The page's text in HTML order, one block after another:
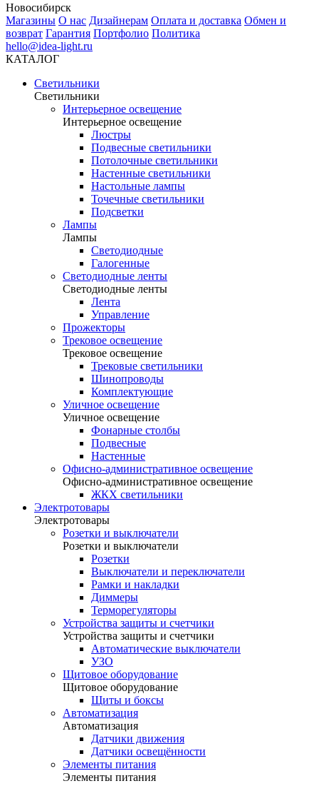
Новосибирск
Магазины О нас Дизайнерам Оплата и доставка Обмен и
возврат Гарантия Портфолио Политика
hello@idea-light.ru
КАТАЛОГ
Светильники
Светильники
Интерьерное освещение
Интерьерное освещение
Люстры
Подвесные светильники
Потолочные светильники
Настенные светильники
Настольные лампы
Точечные светильники
Подсветки
Лампы
Лампы
Светодиодные
Галогенные
Светодиодные ленты
Светодиодные ленты
Лента
Управление
Прожекторы
Трековое освещение
Трековое освещение
Трековые светильники
Шинопроводы
Комплектующие
Уличное освещение
Уличное освещение
Фонарные столбы
Подвесные
Настенные
Офисно-административное освещение
Офисно-административное освещение
ЖКХ светильники
Электротовары
Электротовары
Розетки и выключатели
Розетки и выключатели
Розетки
Выключатели и переключатели
Рамки и накладки
Диммеры
Терморегуляторы
Устройства защиты и счетчики
Устройства защиты и счетчики
Автоматические выключатели
УЗО
Щитовое оборудование
Щитовое оборудование
Щиты и боксы
Автоматизация
Автоматизация
Датчики движения
Датчики освещённости
Элементы питания
Элементы питания